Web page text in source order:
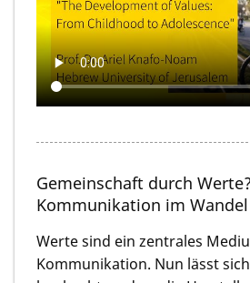
Gemeinschaft durch
Kommunikation im Wandel
Werte sind ein zentrales
Kommunikation. Nun lässt